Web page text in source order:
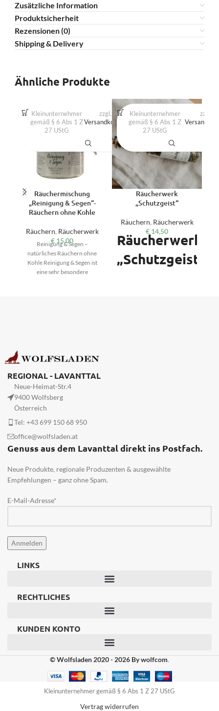
Zusätzliche Information
Produktsicherheit
Rezensionen (0)
Shipping & Delivery
Ähnliche Produkte
Räuchermischung
„Reinigung & Segen“-
Räuchern ohne Kohle
Räuchern, Räucherwerk
€ 15,00
Reinigung & Segen –
natürliches Räuchern ohne
Kohle Reinigung & Segen ist
eine sehr besondere
Räuchermischung "Reinigung
Kohle Menge
Kleinunternehmer
gemäß § 6 Abs 1 Z
27 UStG
zzgl.
Versandkosten
Produkt
enthält:
167ml
Räucherwerk
„Schutzgeist“
Räuchern, Räucherwerk
€ 14,50
Räucherwerk
„Schutzgeist
Kleinunternehmer
gemäß § 6 Abs 1 Z
27 UStG
zzgl.
REGIONAL - LAVANTTAL
Neue-Heimat-Str.4
9400 Wolfsberg
Österreich
Tel: +43 699 150 68 950
office@wolfsladen.at
Genuss aus dem Lavanttal direkt ins Postfach.
Neue Produkte, regionale Produzenten & ausgewählte
Empfehlungen – ganz ohne Spam.
E-Mail-Adresse*
LINKS
RECHTLICHES
KUNDEN KONTO
© Wolfsladen 2020 - 2026 By wolfcom.
Kleinunternehmer gemäß § 6 Abs 1 Z 27 UStG
Vertrag widerrufen